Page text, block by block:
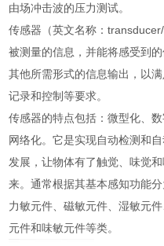
由场冲击波的压力测试。
传感器（英文名称：
被测量的信息，并能将感受到
其他所需形式的信息输出，以
记录和控制等要求。
传感器的特点包括：微型化、
网络化。它是实现自动检测和
发展，让物体有了触觉、味觉
来。通常根据其基本感知功能
力敏元件、磁敏元件、湿敏元
元件和味敏元件等类。